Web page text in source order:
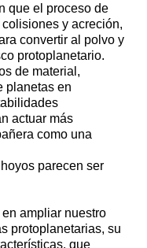
que el proceso de
y acreción,
convertir al polvo y
protoplanetario.
de material,
planetas en
actuar más
como una
parecen ser
ampliar nuestro
protoplanetarias, su
que